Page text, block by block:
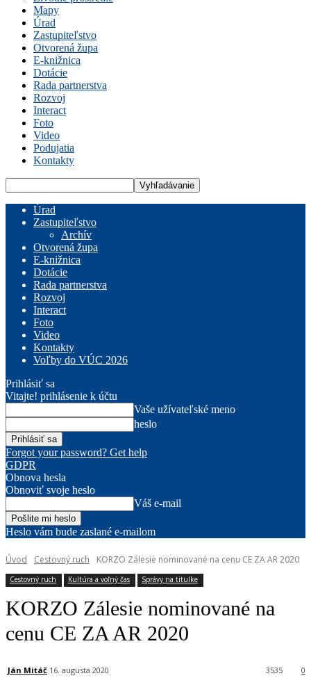
Mapy
Úrad
Zastupiteľstvo
Otvorená župa
E-knižnica
Dotácie
Rada partnerstva
Rozvoj
Interact
Foto
Video
Podujatia
Kontakty
Úrad
Zastupiteľstvo
Archív
Otvorená župa
E-knižnica
Dotácie
Rada partnerstva
Rozvoj
Interact
Foto
Video
Kontakty
Voľby do VÚC 2026
Prihlásiť sa
Vitajte! prihlásenie k účtu
Vaše užívateľské meno
heslo
Forgot your password? Get help
GDPR
Obnova hesla
Obnoviť svoje heslo
Váš e-mail
Heslo vám bude zaslané e-mailom
Úvod Cestovný ruch KORZO Zálesie nominované na cenu CE ZA AR 2020
Cestovný ruch Kultúra a voľný čas Správy na titulke
KORZO Zálesie nominované na
cenu CE ZA AR 2020
Ján Mitáč 16. augusta 2020 0
3535